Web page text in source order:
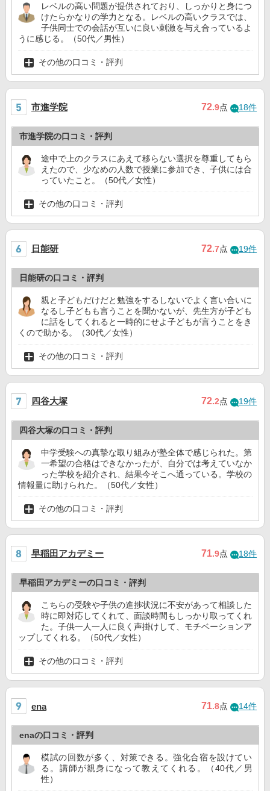
レベルの高い問題が提供されており、しっかりと身につ
けたらかなりの学力となる。レベルの高いクラスでは、
子供同士での会話が互いに良い刺激を与え合っているよ
うに感じる。（50代／男性）
その他の口コミ・評判
市進学院 72.9点 18件
市進学院の口コミ・評判
途中で上のクラスにあえて移らない選択を尊重してもら
えたので、少なめの人数で授業に参加でき、子供には合
っていたこと。（50代／女性）
その他の口コミ・評判
日能研 72.7点 19件
日能研の口コミ・評判
親と子どもだけだと勉強をするしないでよく言い合いに
なるし子どもも言うことを聞かないが、先生方が子ども
に話をしてくれると一時的にせよ子どもが言うことをき
くので助かる。（30代／女性）
その他の口コミ・評判
四谷大塚 72.2点 19件
四谷大塚の口コミ・評判
中学受験への真摯な取り組みが塾全体で感じられた。第
一希望の合格はできなかったが、自分では考えていなか
った学校を紹介され、結果今そこへ通っている。学校の
情報量に助けられた。（50代／女性）
その他の口コミ・評判
早稲田アカデミー 71.9点 18件
早稲田アカデミーの口コミ・評判
こちらの受験や子供の進捗状況に不安があって相談した
時に即対応してくれて、面談時間もしっかり取ってくれ
た。子供一人一人に良く声掛けして、モチベーションア
ップしてくれる。（50代／女性）
その他の口コミ・評判
ena 71.8点 14件
enaの口コミ・評判
模試の回数が多く、対策できる。強化合宿を設けてい
る。講師が親身になって教えてくれる。（40代／男
性）